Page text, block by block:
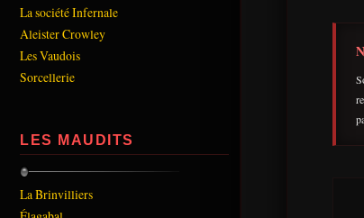
La société Infernale
Aleister Crowley
Les Vaudois
Sorcellerie
LES MAUDITS
La Brinvilliers